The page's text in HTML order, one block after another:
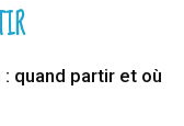
quand partir et où